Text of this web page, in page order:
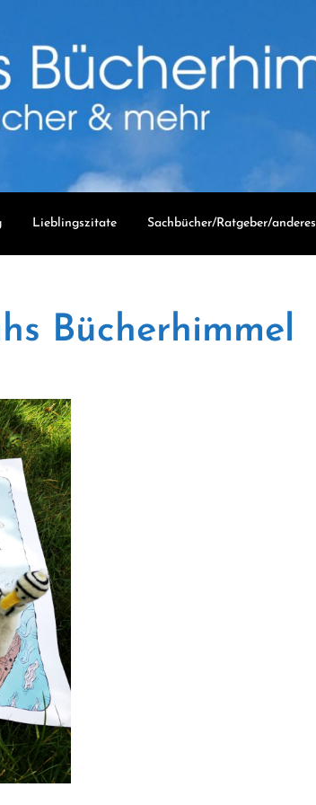
Lieblingszitate Sachbücher/Ratgeber/anderes
Bücherhimmel